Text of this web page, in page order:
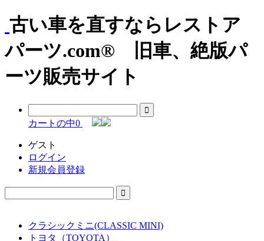
古い車を直すならレストア
パーツ.com® 旧車、絶版パ
ーツ販売サイト
カートの中0
ゲスト
ログイン
新規会員登録
クラシックミニ(CLASSIC MINI)
トヨタ（TOYOTA）